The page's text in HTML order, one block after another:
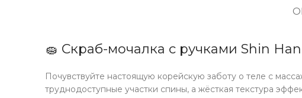
🧽 Скраб-мочалка с ручками Shin
Почувствуйте настоящую корейскую заботу о теле с
труднодоступные участки спины, а жёсткая текстура